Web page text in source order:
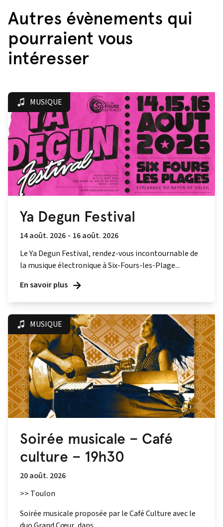
Autres évènements qui
pourraient vous
intéresser
MUSIQUE
Ya Degun Festival
14 août. 2026 - 16 août. 2026
Le Ya Degun Festival, rendez-vous incontournable de
la musique électronique à Six-Fours-les-Plage...
En savoir plus
MUSIQUE
Soirée musicale – Café
culture – 19h30
20 août. 2026
>> Toulon
Soirée musicale proposée par le Café Culture avec le